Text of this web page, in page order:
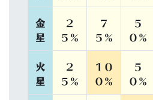
金
星
２
５％
７
５％
５
０％
火
星
２
５％
１０
０％
５
０％